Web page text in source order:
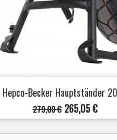
Hepco-Becker Hauptständer
Verkaufspreis
279,00 € Preis
265,05 €